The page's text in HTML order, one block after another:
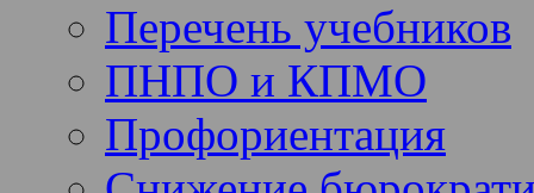
Перечень учебников
ПНПО и КПМО
Профориентация